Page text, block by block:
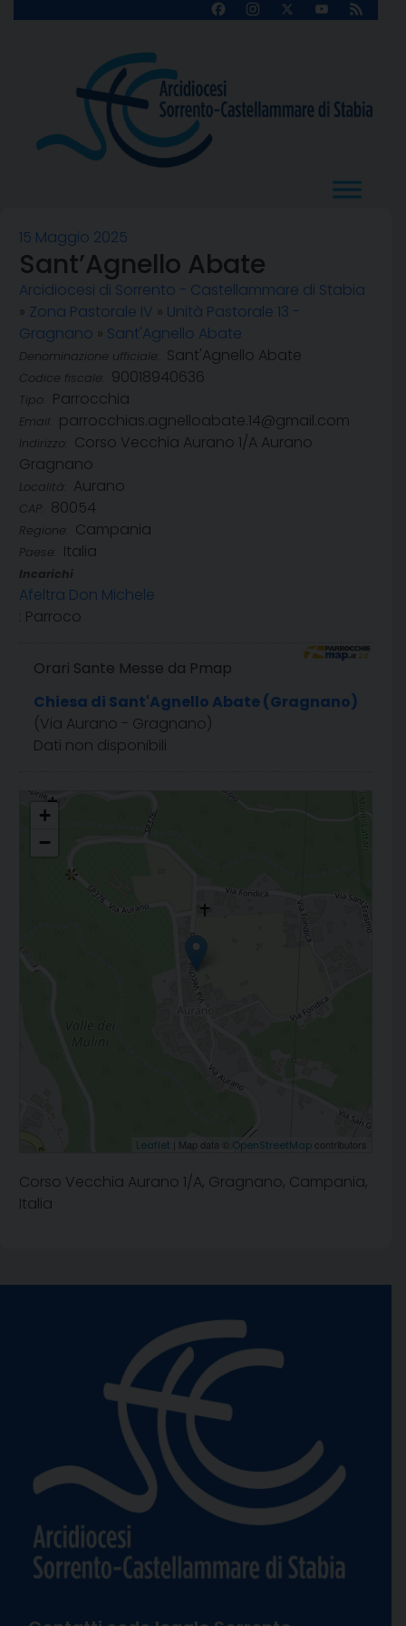
FacebookInstagram
X
YouTube
Feed
15 Maggio 2025
Sant’Agnello Abate
Arcidiocesi di Sorrento - Castellammare di Stabia
» Zona Pastorale IV » Unità Pastorale 13 -
Gragnano » Sant'Agnello Abate
Denominazione ufficiale: Sant'Agnello Abate
Codice fiscale: 90018940636
Tipo: Parrocchia
Email: parrocchias.agnelloabate.14@gmail.com
Indirizzo:
Corso Vecchia Aurano 1/A Aurano
Gragnano
Località: Aurano
CAP: 80054
Regione: Campania
Paese: Italia
Incarichi
Afeltra Don Michele
: Parroco
Orari Sante Messe da Pmap
Chiesa di Sant'Agnello Abate (Gragnano)
(Via Aurano - Gragnano)
Dati non disponibili
Sant'Agnello Abate
+
−
Leaflet | Map data © OpenStreetMap contributors
Corso Vecchia Aurano 1/A, Gragnano, Campania,
Italia